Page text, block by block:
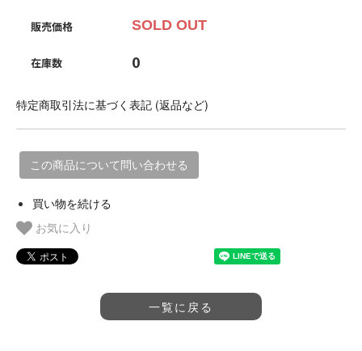
販売価格 SOLD OUT
在庫数 0
特定商取引法に基づく表記 (返品など)
この商品について問い合わせる
買い物を続ける
お気に入り
一覧に戻る